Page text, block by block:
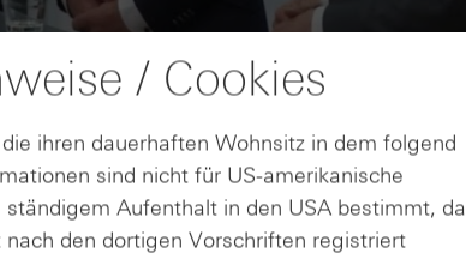
/ Cookies
ihren dauerhaften Wohnsitz in dem folgend
sind nicht für US-amerikanische
Aufenthalt in den USA bestimmt, da
den dortigen Vorschriften registriert